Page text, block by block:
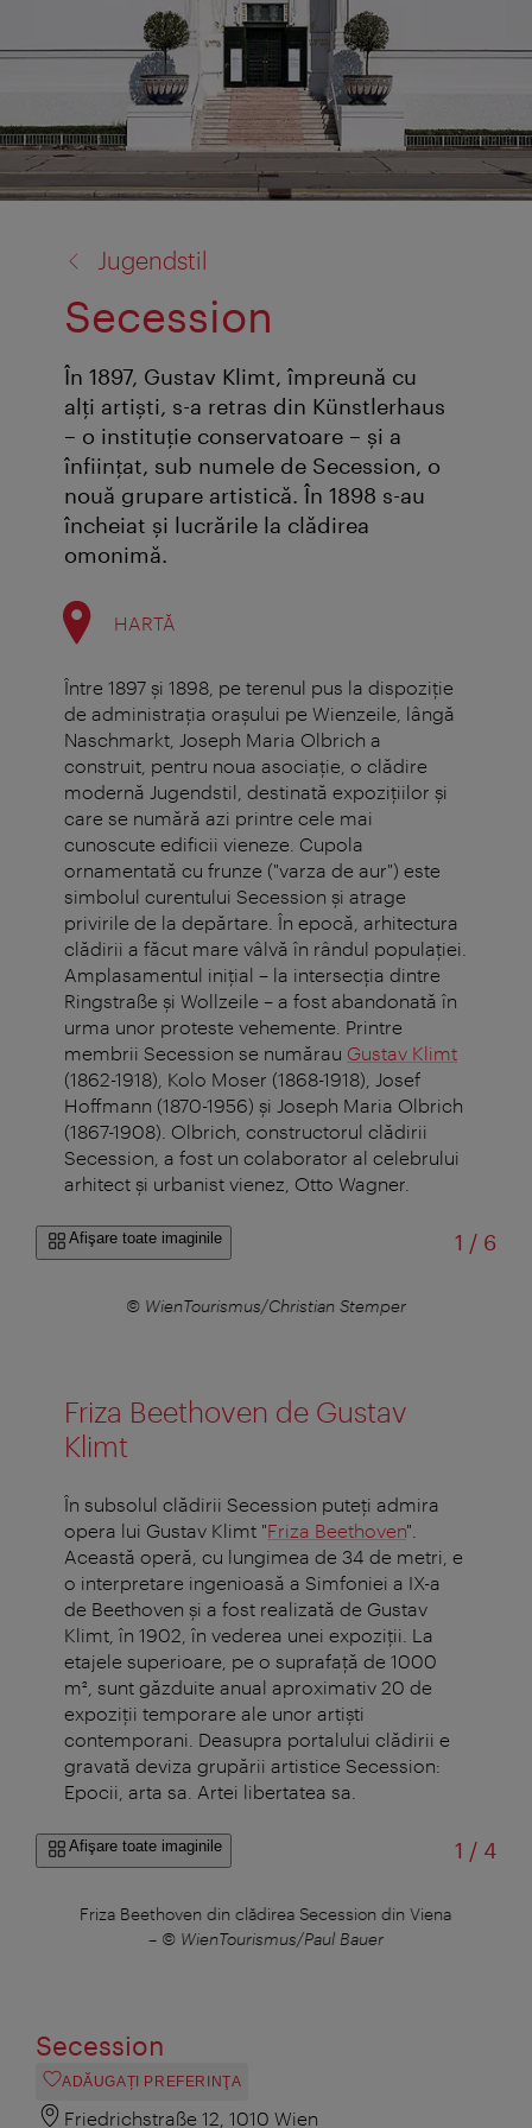
Jugendstil
Secession
În 1897, Gustav Klimt, împreună cu
alţi artişti, s-a retras din Künstlerhaus
– o instituţie conservatoare – şi a
înfiinţat, sub numele de Secession, o
nouă grupare artistică. În 1898 s-au
încheiat şi lucrările la clădirea
omonimă.
HARTĂ
Între 1897 şi 1898, pe terenul pus la dispoziţie
de administraţia oraşului pe Wienzeile, lângă
Naschmarkt, Joseph Maria Olbrich a
construit, pentru noua asociaţie, o clădire
modernă Jugendstil, destinată expoziţiilor şi
care se numără azi printre cele mai
cunoscute edificii vieneze. Cupola
ornamentată cu frunze ("varza de aur") este
simbolul curentului Secession şi atrage
privirile de la depărtare. În epocă, arhitectura
clădirii a făcut mare vâlvă în rândul populaţiei.
Amplasamentul iniţial – la intersecţia dintre
Ringstraße şi Wollzeile – a fost abandonată în
urma unor proteste vehemente. Printre
membrii Secession se numărau Gustav Klimt
(1862-1918), Kolo Moser (1868-1918), Josef
Hoffmann (1870-1956) şi Joseph Maria Olbrich
(1867-1908). Olbrich, constructorul clădirii
Secession, a fost un colaborator al celebrului
arhitect şi urbanist vienez, Otto Wagner.
Afişare toate imaginile 1 /din
6
© WienTourismus/Christian Stemper
Friza Beethoven de Gustav
Klimt
În subsolul clădirii Secession puteţi admira
opera lui Gustav Klimt "Friza Beethoven".
Această operă, cu lungimea de 34 de metri, e
o interpretare ingenioasă a Simfoniei a IX-a
de Beethoven şi a fost realizată de Gustav
Klimt, în 1902, în vederea unei expoziţii. La
etajele superioare, pe o suprafaţă de 1000
m², sunt găzduite anual aproximativ 20 de
expoziţii temporare ale unor artişti
contemporani. Deasupra portalului clădirii e
gravată deviza grupării artistice Secession:
Epocii, arta sa. Artei libertatea sa.
Afişare toate imaginile 1 /din
4
Friza Beethoven din clădirea Secession din Viena
– © WienTourismus/Paul Bauer
Secession
ADĂUGAȚI PREFERINŢA
Friedrichstraße 12, 1010 Wien